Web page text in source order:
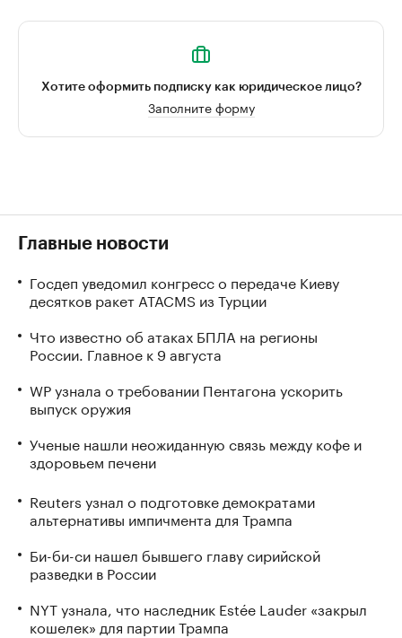
Хотите оформить подписку как юридическое лицо?
Заполните форму
Главные новости
Госдеп уведомил конгресс о передаче Киеву
десятков ракет ATACMS из Турции
Что известно об атаках БПЛА на регионы
России. Главное к 9 августа
WP узнала о требовании Пентагона ускорить
выпуск оружия
Ученые нашли неожиданную связь между кофе и
здоровьем печени
Reuters узнал о подготовке демократами
альтернативы импичмента для Трампа
Би-би-си нашел бывшего главу сирийской
разведки в России
NYT узнала, что наследник Estée Lauder «закрыл
кошелек» для партии Трампа